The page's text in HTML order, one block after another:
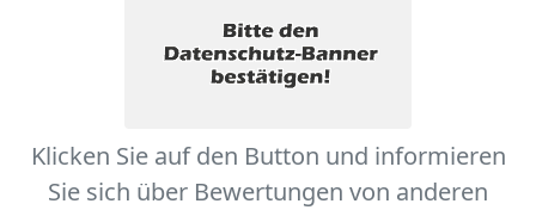
Klicken Sie auf den Button und informieren
Sie sich über Bewertungen von anderen